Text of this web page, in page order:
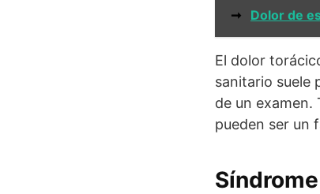
➞ Dolor de
El dolor
sanitario suele
de un examen.
pueden ser un